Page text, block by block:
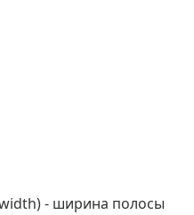
- ширина полосы